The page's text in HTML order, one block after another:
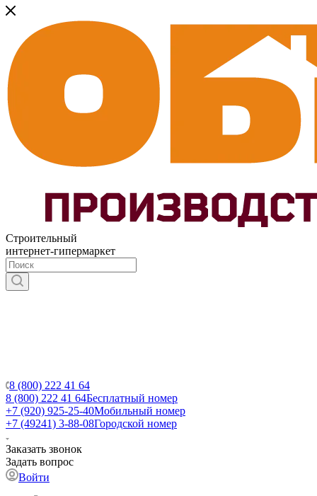
Строительный
интернет-гипермаркет
8 (800) 222 41 64
8 (800) 222 41 64Бесплатный номер
+7 (920) 925-25-40Мобильный номер
+7 (49241) 3-88-08Городской номер
Заказать звонок
Задать вопрос
Войти